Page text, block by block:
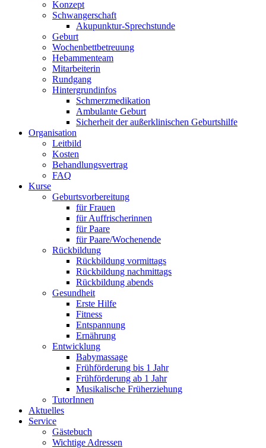
Konzept
Schwangerschaft
Akupunktur-Sprechstunde
Geburt
Wochenbettbetreuung
Hebammenteam
Mitarbeiterin
Rundgang
Hintergrundinfos
Schmerzmedikation
Ambulante Geburt
Sicherheit der außerklinischen Geburtshilfe
Organisation
Leitbild
Kosten
Behandlungsvertrag
FAQ
Kurse
Geburtsvorbereitung
für Frauen
für Auffrischerinnen
für Paare
für Paare/Wochenende
Rückbildung
Rückbildung vormittags
Rückbildung nachmittags
Rückbildung abends
Gesundheit
Erste Hilfe
Fitness
Entspannung
Ernährung
Entwicklung
Babymassage
Frühförderung bis 1 Jahr
Frühförderung ab 1 Jahr
Musikalische Früherziehung
TutorInnen
Aktuelles
Service
Gästebuch
Wichtige Adressen